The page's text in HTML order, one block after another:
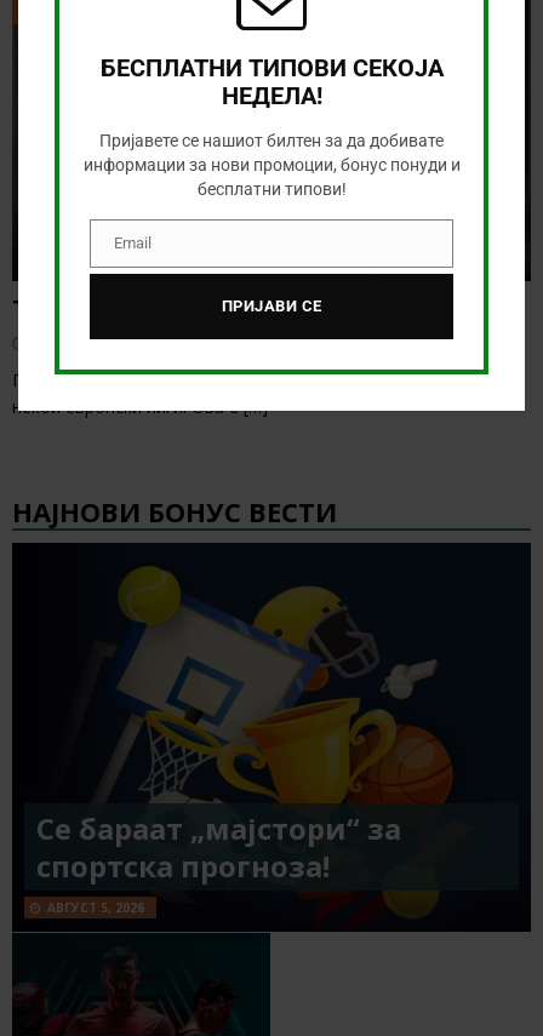
Тикет на денот (сабота, 08.08.2026)
август 8, 2026
Понудата за денес е солидна, а веќе бележиме старт на
некои европски лиги. Ова е[…]
НАЈНОВИ БОНУС ВЕСТИ
Се бараат „мајстори“ за
спортска прогноза!
АВГУСТ 5, 2026
БЕСПЛАТНИ ТИПОВИ СЕКОЈА
НЕДЕЛА!
Пријавете се нашиот билтен за да добивате
информации за нови промоции, бонус понуди и
бесплатни типови!
EmailEmail
ПРИЈАВИ СЕ